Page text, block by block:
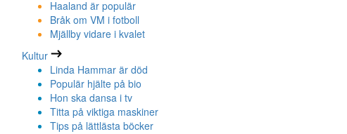
Haaland är populär
Bråk om VM i fotboll
Mjällby vidare i kvalet
Kultur
Linda Hammar är död
Populär hjälte på bio
Hon ska dansa i tv
Titta på viktiga maskiner
Tips på lättlästa böcker